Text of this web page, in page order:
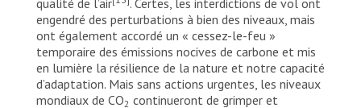
engendré des perturbations à bien des niveaux, mais
ont également accordé un « cessez-le-feu »
temporaire des émissions nocives de carbone et mis
en lumière la résilience de la nature et notre capacité
d’adaptation. Mais sans actions urgentes, les niveaux
mondiaux de CO2 continueront de grimper et